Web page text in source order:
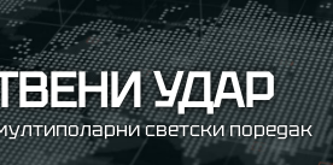
УДАР
светски поредак